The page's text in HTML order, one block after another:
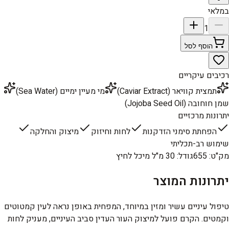
במלאי
1
הוסף לסל
רכיבים עיקריים
תמצית קוויאר (Caviar Extract)
מי מעיין ימיים (Sea Water)
שמן חוחובה (Jojoba Seed Oil)
יתרונות מרכזיים
הפחתת סימני הזדקנות
לחות וחיזוק
מיצוק והחלקה
שימוש רב-תכליתי
מק"ט:
655גודל:30 מ"ל מיכל לחיץ
יתרונות המוצר
טיפול עיניים עשיר ומזין במיוחד, המפחית באופן נראה לעין קמטוטים
וקמטים. הקרם פועל למיצוק העור העדין סביב העיניים, מעניק לחות